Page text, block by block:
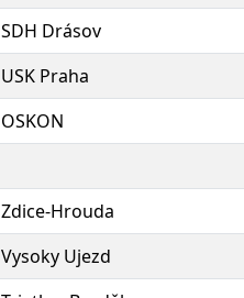
SDH Drásov
USK Praha
OSKON
Zdice-Hrouda
Vysoky Ujezd